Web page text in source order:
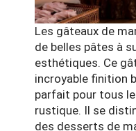
Les gâteaux de
de belles pâtes à
esthétiques. Ce
incroyable finition
parfait pour tous
rustique. Il se
des desserts de